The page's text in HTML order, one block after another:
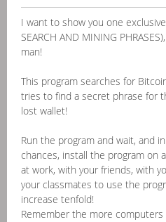
I want to show you one
SEARCH AND MINING
man!
This program searches for
tries to find a secret phrase for
lost wallet!
Run the program and wait, and
chances, install the program on
at work, with your friends, with
your classmates to use the
increase tenfold!
Remember the more